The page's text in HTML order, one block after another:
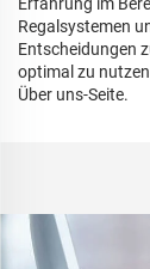
Regalsystemen
Entscheidungen
optimal zu
Über uns-Seite.